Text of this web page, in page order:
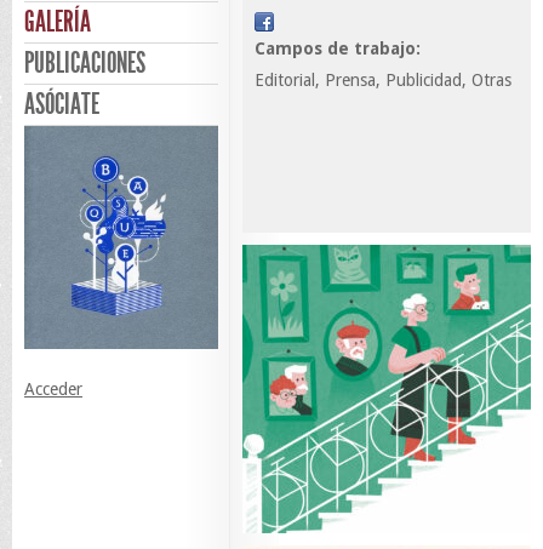
GALERÍA
PUBLICACIONES
ASÓCIATE
Acceder
Campos de trabajo:
Editorial, Prensa, Publicidad, Otras